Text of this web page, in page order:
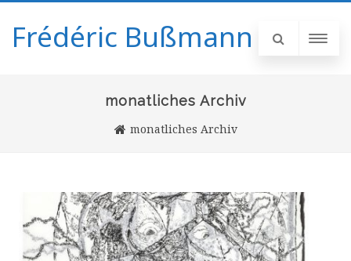
Frédéric Bußmann
monatliches Archiv
monatliches Archiv